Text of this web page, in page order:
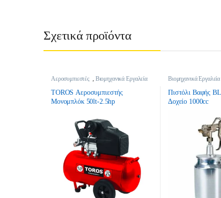
Σχετικά προϊόντα
Αεροσυμπιεστές , Βιομηχανικά Εργαλεία
TOROS Αεροσυμπιεστής
Μονομπλόκ 50lt-2.5hp
Βιομηχανικά
Πιστόλι Βαφής
Δοχείο 1000cc